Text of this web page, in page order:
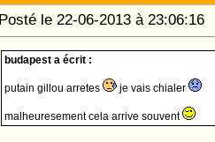
le 22-06-2013 à
budapest a écrit :
putain gillou arretes je vais chialer
malheuresement cela arrive souvent